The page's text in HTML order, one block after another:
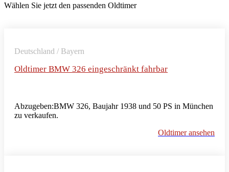
Wählen Sie jetzt den passenden Oldtimer
Deutschland / Bayern
Oldtimer BMW 326 eingeschränkt fahrbar
Abzugeben:BMW 326, Baujahr 1938 und 50 PS in München
zu verkaufen.
Oldtimer ansehen